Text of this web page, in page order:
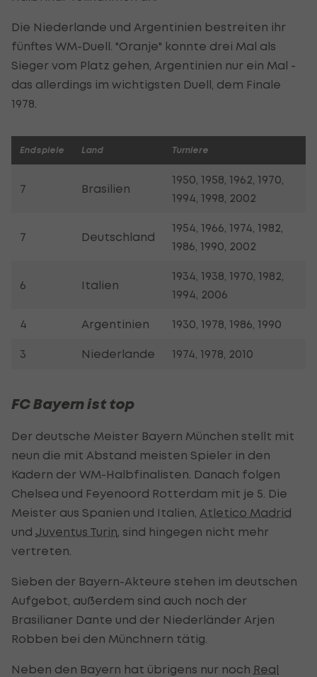
Die Niederlande und Argentinien bestreiten ihr
fünftes WM-Duell. "Oranje" konnte drei Mal als
Sieger vom Platz gehen, Argentinien nur ein Mal -
das allerdings im wichtigsten Duell, dem Finale
1978.
Endspiele Land Turniere
7 Brasilien
1950, 1958, 1962, 1970,
1994, 1998, 2002
7 Deutschland
1954, 1966, 1974, 1982,
1986, 1990, 2002
6 Italien
1934, 1938, 1970, 1982,
1994, 2006
4 Argentinien 1930, 1978, 1986, 1990
3 Niederlande 1974, 1978, 2010
FC Bayern ist top
Der deutsche Meister Bayern München stellt mit
neun die mit Abstand meisten Spieler in den
Kadern der WM-Halbfinalisten. Danach folgen
Chelsea und Feyenoord Rotterdam mit je 5. Die
Meister aus Spanien und Italien, Atletico Madrid
und Juventus Turin , sind hingegen nicht mehr
vertreten.
Sieben der Bayern-Akteure stehen im deutschen
Aufgebot, außerdem sind auch noch der
Brasilianer Dante und der Niederländer Arjen
Robben bei den Münchnern tätig.
Neben den Bayern hat übrigens nur noch Real